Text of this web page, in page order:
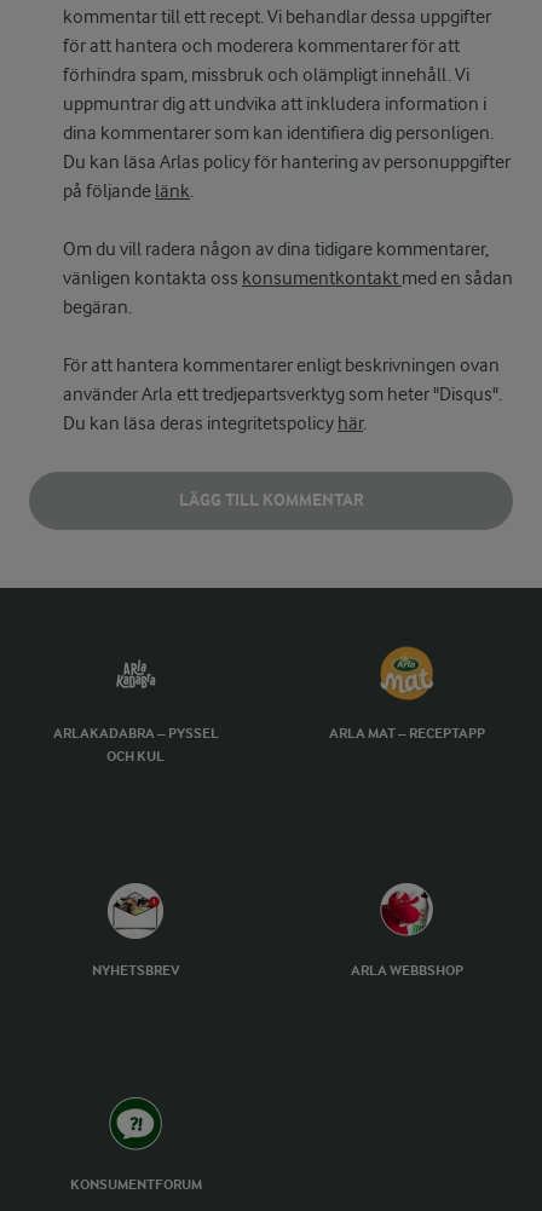
kommentar till ett recept. Vi behandlar dessa uppgifter
för att hantera och moderera kommentarer för att
förhindra spam, missbruk och olämpligt innehåll. Vi
uppmuntrar dig att undvika att inkludera information i
dina kommentarer som kan identifiera dig personligen.
Du kan läsa Arlas policy för hantering av personuppgifter
på följande länk.
Om du vill radera någon av dina tidigare kommentarer,
vänligen kontakta oss konsumentkontakt med en sådan
begäran.
För att hantera kommentarer enligt beskrivningen ovan
använder Arla ett tredjepartsverktyg som heter "Disqus".
Du kan läsa deras integritetspolicy här.
LÄGG TILL KOMMENTAR
ARLAKADABRA – PYSSEL
OCH KUL
ARLA MAT – RECEPTAPP
NYHETSBREV ARLA WEBBSHOP
KONSUMENTFORUM